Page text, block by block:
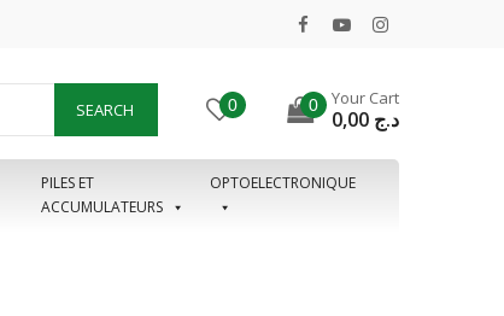
SEARCH 0 0 Your Cart
د.ج
PILES ET
ACCUMULATEURS
OPTOELECTRONIQUE